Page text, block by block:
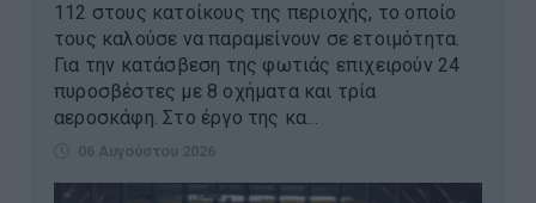
112 στους κατοίκους της περιοχής, το οποίο
τους καλούσε να παραμείνουν σε ετοιμότητα.
Για την κατάσβεση της φωτιάς επιχειρούν 24
πυροσβέστες με 8 οχήματα και τρία
αεροσκάφη. Στο έργο της κα...